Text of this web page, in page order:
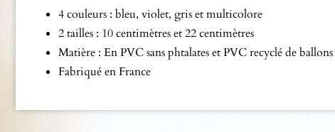
4 couleurs : bleu, violet, gris et multicolore
2 tailles : 10 centimètres et 22 centimètres
Matière : En PVC sans phtalates et PVC recyclé de ballons
Fabriqué en France